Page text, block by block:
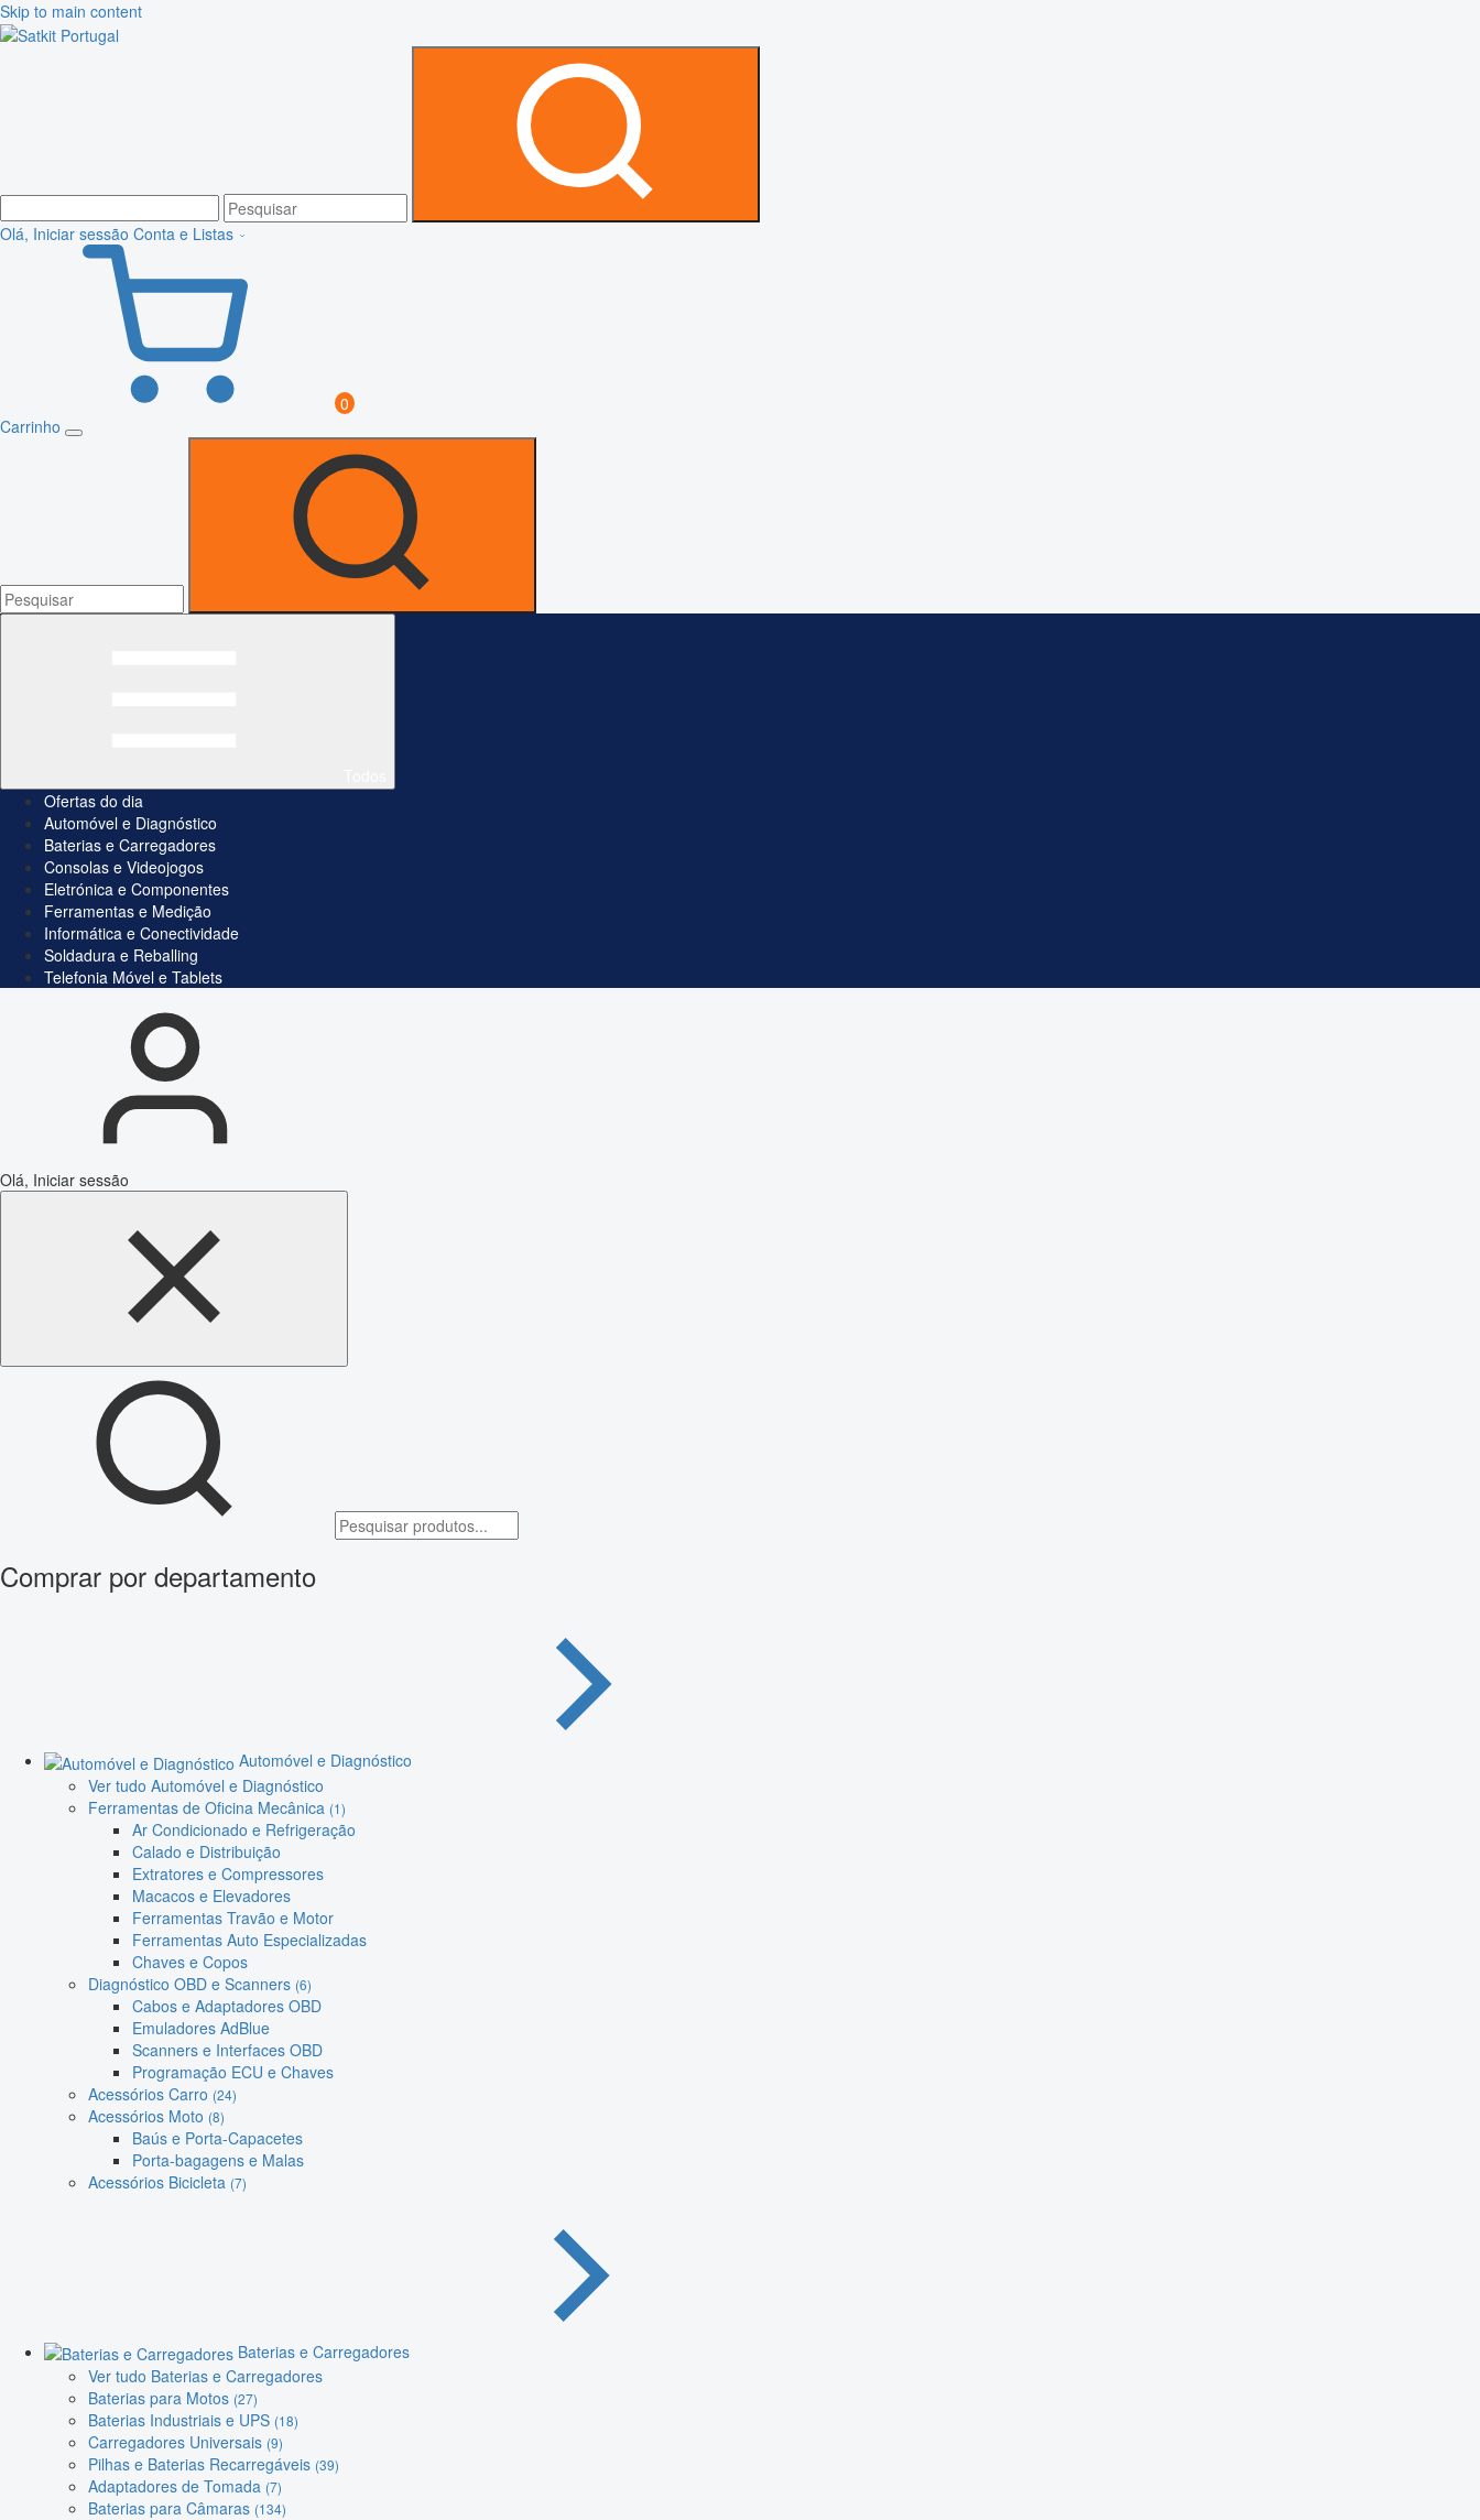
Skip to main content
Olá, Iniciar sessão Conta e Listas
0
Carrinho
Ofertas do dia
Automóvel e Diagnóstico
Baterias e Carregadores
Consolas e Videojogos
Eletrónica e Componentes
Ferramentas e Medição
Informática e Conectividade
Soldadura e Reballing
Telefonia Móvel e Tablets
Olá, Iniciar sessão
Comprar por departamento
Automóvel e Diagnóstico
Ver tudo Automóvel e Diagnóstico
Ferramentas de Oficina Mecânica (1)
Ar Condicionado e Refrigeração
Calado e Distribuição
Extratores e Compressores
Macacos e Elevadores
Ferramentas Travão e Motor
Ferramentas Auto Especializadas
Chaves e Copos
Diagnóstico OBD e Scanners (6)
Cabos e Adaptadores OBD
Emuladores AdBlue
Scanners e Interfaces OBD
Programação ECU e Chaves
Acessórios Carro (24)
Acessórios Moto (8)
Baús e Porta-Capacetes
Porta-bagagens e Malas
Acessórios Bicicleta (7)
Baterias e Carregadores
Ver tudo Baterias e Carregadores
Baterias para Motos (27)
Baterias Industriais e UPS (18)
Carregadores Universais (9)
Pilhas e Baterias Recarregáveis (39)
Adaptadores de Tomada (7)
Baterias para Câmaras (134)